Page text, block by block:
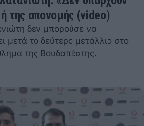
της απονομής (video)
δεν μπορούσε να
μετά το δεύτερο μετάλλιο στο
της Βουδαπέστης.